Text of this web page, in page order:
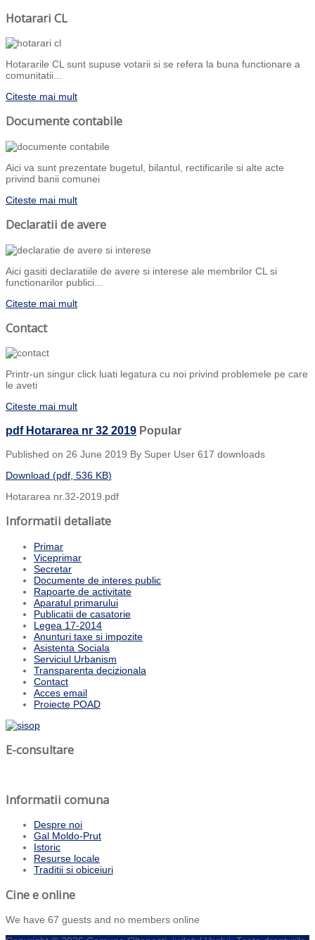
Hotarari CL
Hotararile CL sunt supuse votarii si se refera la buna functionare a
comunitatii...
Citeste mai mult
Documente contabile
Aici va sunt prezentate bugetul, bilantul, rectificarile si alte acte
privind banii comunei
Citeste mai mult
Declaratii de avere
Aici gasiti declaratiile de avere si interese ale membrilor CL si
functionarilor publici...
Citeste mai mult
Contact
Printr-un singur click luati legatura cu noi privind problemele pe care
le aveti
Citeste mai mult
pdf Hotararea nr 32 2019 Popular
Published on 26 June 2019 By Super User 617 downloads
Download (pdf, 536 KB)
Hotararea nr.32-2019.pdf
Informatii detaliate
Primar
Viceprimar
Secretar
Documente de interes public
Rapoarte de activitate
Aparatul primarului
Publicatii de casatorie
Legea 17-2014
Anunturi taxe si impozite
Asistenta Sociala
Serviciul Urbanism
Transparenta decizionala
Contact
Acces email
Proiecte POAD
E-consultare
Informatii comuna
Despre noi
Gal Moldo-Prut
Istoric
Resurse locale
Traditii si obiceiuri
Cine e online
We have 67 guests and no members online